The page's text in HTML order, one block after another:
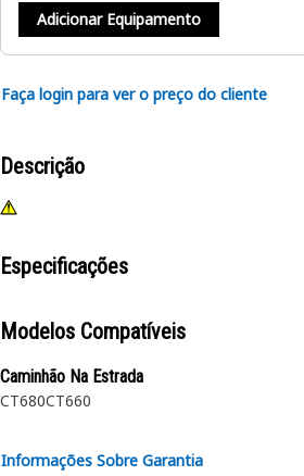
Adicionar Equipamento
Faça login para ver o preço do cliente
Descrição
Especificações
Modelos Compatíveis
Caminhão Na Estrada
CT680CT660
Informações Sobre Garantia